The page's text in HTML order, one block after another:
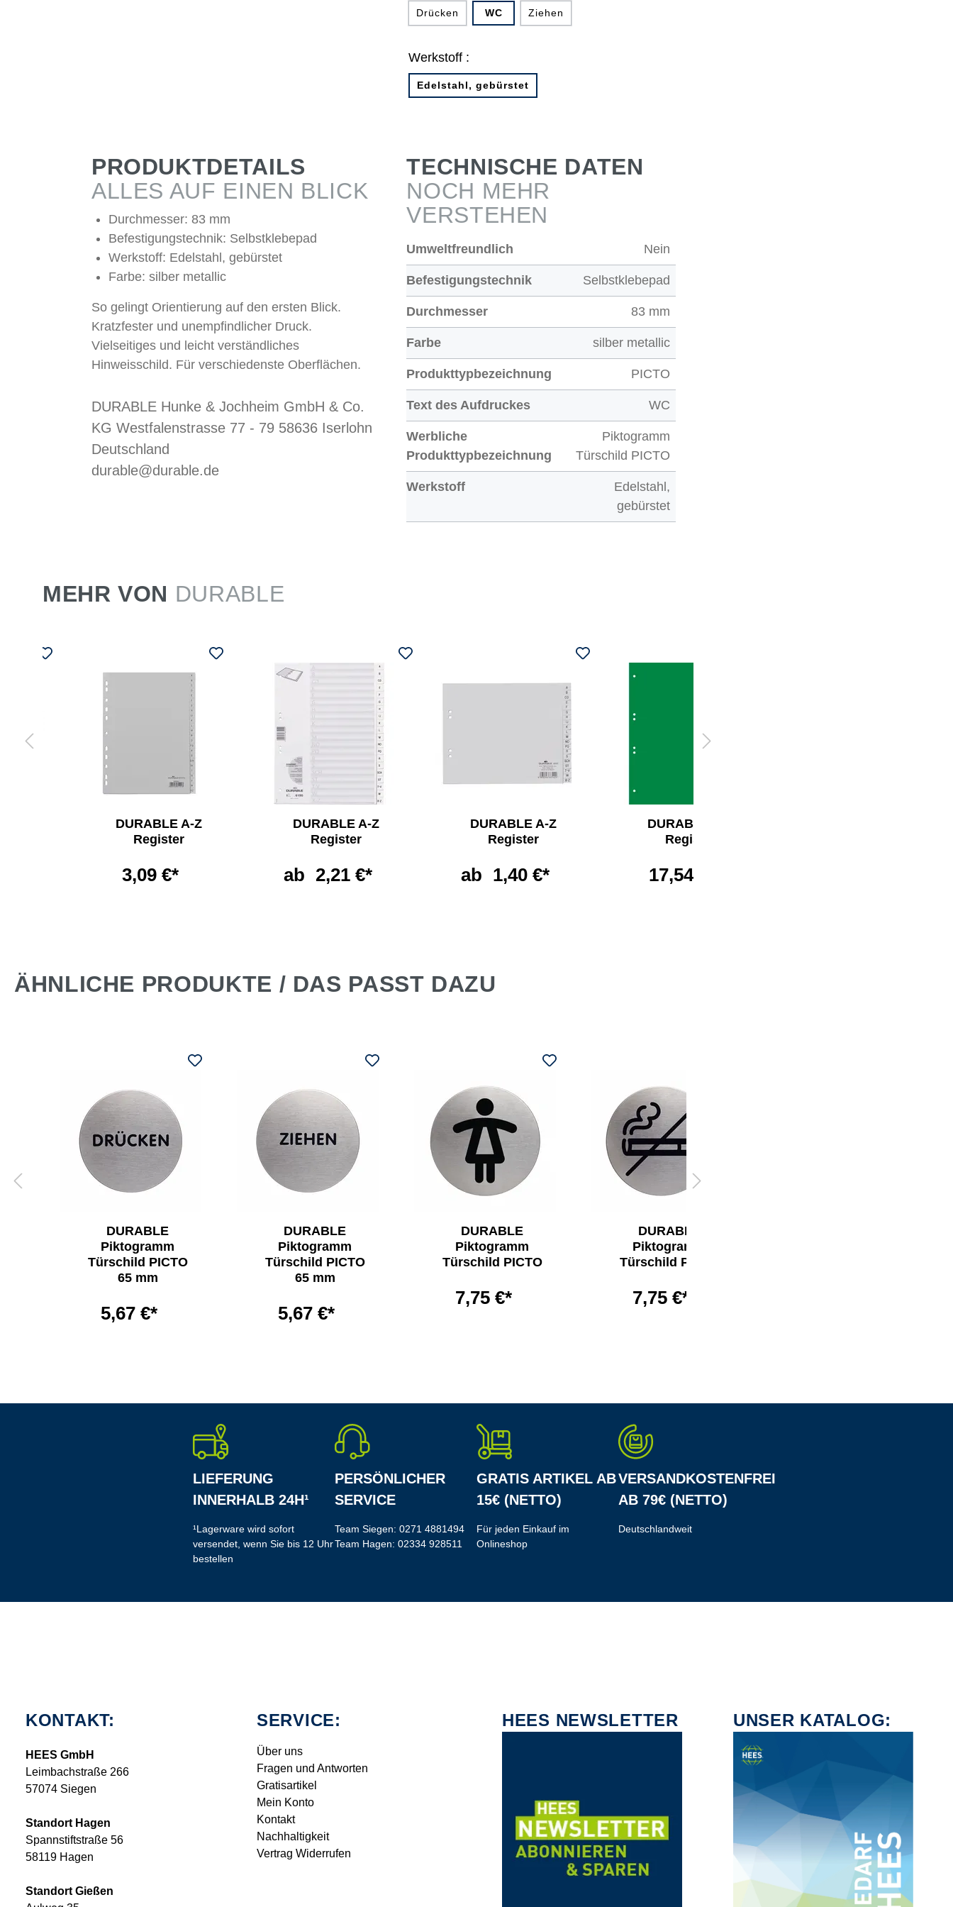
Drücken WC Ziehen
Werkstoff :
Edelstahl, gebürstet
PRODUKTDETAILS
ALLES AUF EINEN BLICK
Durchmesser: 83 mm
Befestigungstechnik: Selbstklebepad
Werkstoff: Edelstahl, gebürstet
Farbe: silber metallic
So gelingt Orientierung auf den ersten Blick.
Kratzfester und unempfindlicher Druck.
Vielseitiges und leicht verständliches
Hinweisschild. Für verschiedenste Oberflächen.
DURABLE Hunke & Jochheim GmbH & Co.
KG Westfalenstrasse 77 - 79 58636 Iserlohn
Deutschland
durable@durable.de
TECHNISCHE DATEN
NOCH MEHR
VERSTEHEN
Umweltfreundlich Nein
Befestigungstechnik Selbstklebepad
Durchmesser 83 mm
Farbe silber metallic
Produkttypbezeichnung PICTO
Text des Aufdruckes WC
Werbliche
Produkttypbezeichnung
Piktogramm
Türschild PICTO
Werkstoff
Edelstahl,
gebürstet
MEHR VON DURABLE
DURABLE A-Z
Register
3,09 €*
DURABLE A-Z
Register
ab 2,21 €*
DURABLE A-Z
Register
ab 1,40 €*
DURABLE A-Z
Register
17,54 €*
ÄHNLICHE PRODUKTE / DAS PASST DAZU
DURABLE
Piktogramm
Türschild PICTO
65 mm
5,67 €*
DURABLE
Piktogramm
Türschild PICTO
65 mm
5,67 €*
DURABLE
Piktogramm
Türschild PICTO
7,75 €*
DURABLE
Piktogramm
Türschild PICTO
7,75 €*
LIEFERUNG
INNERHALB 24H¹
¹Lagerware wird sofort
versendet, wenn Sie bis 12 Uhr
bestellen
PERSÖNLICHER
SERVICE
Team Siegen: 0271 4881494
Team Hagen: 02334 928511
GRATIS ARTIKEL AB
15€ (NETTO)
Für jeden Einkauf im
Onlineshop
VERSANDKOSTENFREI
AB 79€ (NETTO)
Deutschlandweit
KONTAKT:
HEES GmbH
Leimbachstraße 266
57074 Siegen
Standort Hagen
Spannstiftstraße 56
58119 Hagen
Standort Gießen
SERVICE:
Über uns
Fragen und Antworten
Gratisartikel
Mein Konto
Kontakt
Nachhaltigkeit
Vertrag Widerrufen
HEES NEWSLETTER UNSER KATALOG: